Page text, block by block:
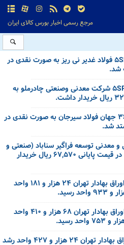
مرجع رسمی اخبار بورس کالای ایران
۱۰ هزار تن شمش بلوم (۱۵۰*۱۵۰)۵SP فولاد غدیر نی ریز به صورت نقدی در
۲۰ هزار تن شمش بلوم (۱۵۰*۱۵۰)۵SP شرکت معدنی وصنعتی چادرملو به
۷ هزارتن شمش بلوم (۱۵۰*۱۵۰)۳SP جهان فولاد سیرجان به صورت نقدی در
و معدنی توسعه فراگیر سناباد (صنعتی و
معدنی توسعه ملی) به صورت نقدی در قیمت پایانی ۶۷,۵۷۰ ریال خریدار
امروز (دوشنبه) شاخص کل بورس اوراق بهادار تهران ۲۴ هزار و ۱۸۱ واحد
امروز (یکشنبه) شاخص کل بورس اوراق بهادار تهران ۶۸ هزار و ۴۱۰ واحد
امروز (شنبه) شاخص کل بورس اوراق بهادار تهران ۲۴ هزار و ۴۲۷ واحد رشد